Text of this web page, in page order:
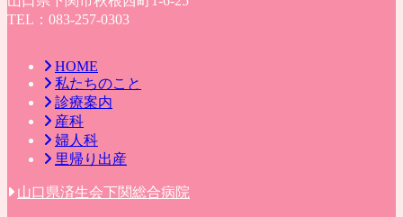
TEL：083-257-0303
HOME
私たちのこと
診療案内
産科
婦人科
里帰り出産
山口県済生会下関総合病院